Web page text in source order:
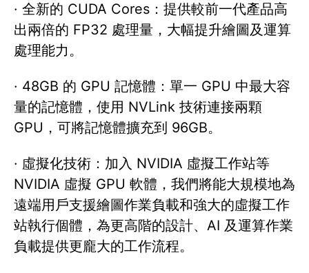
· 全新的 CUDA Cores：提供較前一代產品高
出兩倍的 FP32 處理量，大幅提升繪圖及運算
處理能力。
· 48GB 的 GPU 記憶體：單一 GPU 中最大容
量的記憶體，使用 NVLink 技術連接兩顆
GPU，可將記憶體擴充到 96GB。
· 虛擬化技術：加入 NVIDIA 虛擬工作站等
NVIDIA 虛擬 GPU 軟體，我們將能大規模地為
遠端用戶支援繪圖作業負載和強大的虛擬工作
站執行個體，為更高階的設計、AI 及運算作業
負載提供更龐大的工作流程。